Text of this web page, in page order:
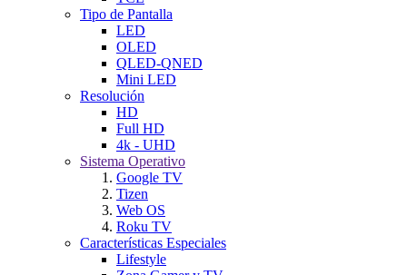
Tipo de Pantalla
LED
OLED
QLED-QNED
Mini LED
Resolución
HD
Full HD
4k - UHD
Sistema Operativo
Google TV
Tizen
Web OS
Roku TV
Características Especiales
Lifestyle